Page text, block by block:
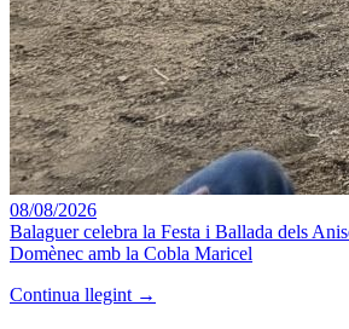
08/08/2026
Balaguer celebra la Festa i Ballada dels
Domènec amb la Cobla Maricel
Continua llegint →